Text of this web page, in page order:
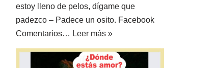
estoy lleno de pelos, dígame que
padezco – Padece un osito. Facebook
Comentarios… Leer más »